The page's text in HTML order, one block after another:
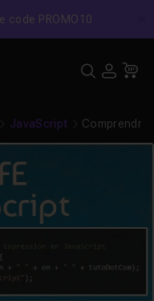
code PROMO10
JavaScript Comprendre